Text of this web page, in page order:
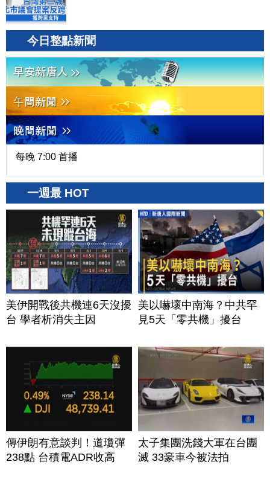
今日整點新聞
每晚 7:00 首播
一週最 HOT
美伊開戰後共機連6天沒擾
台 學者析消失主因
美以嚇壞中南海？中共罕
見5天「零共機」擾台
傳伊朗有意談判！道瓊彈
238點 台積電ADR收高
太子集團洗錢大軍在台團
滅 33豪車今被法拍